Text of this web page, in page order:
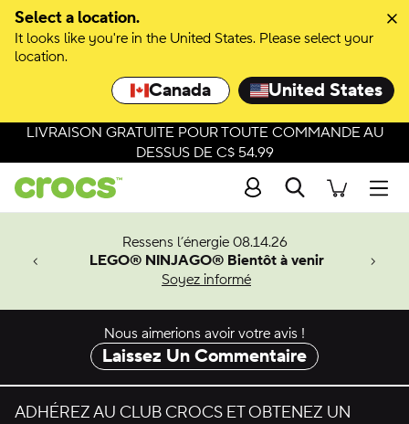
Select a location.
It looks like you're in the United States. Please select your
location.
Canada United States
Passer à la sélection de couleurs
Passer aux détails du produit
LIVRAISON GRATUITE POUR TOUTE COMMANDE AU
DESSUS DE C$ 54.99
Recherche
Ressens l’énergie 08.14.26
LEGO® NINJAGO® Bientôt à venir
Soyez informé
Man.
Nous aimerions avoir votre avis !
Laissez Un Commentaire
ADHÉREZ AU CLUB CROCS ET OBTENEZ UN